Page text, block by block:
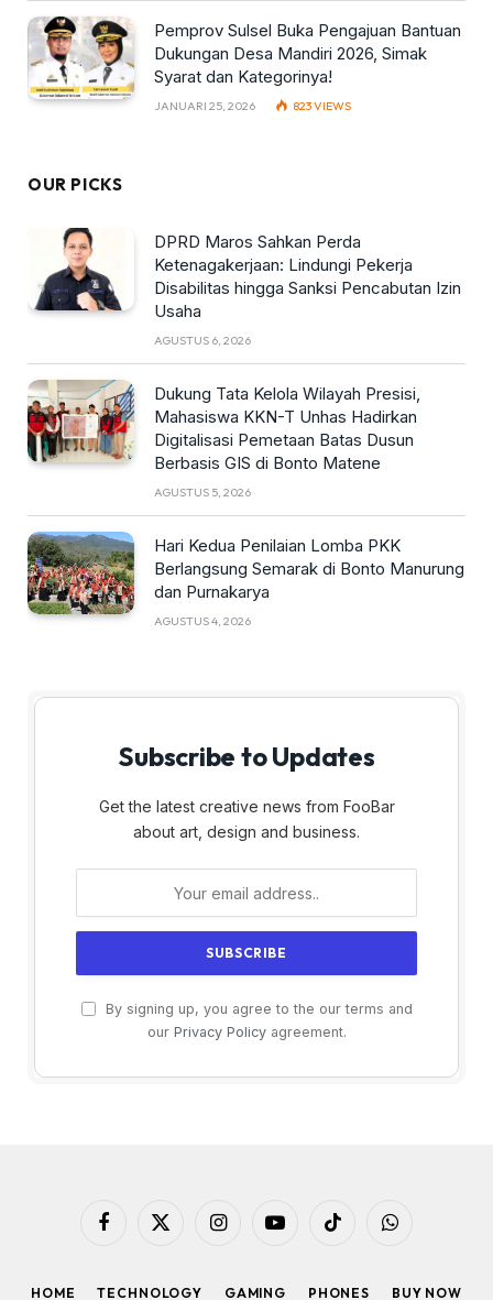
Pemprov Sulsel Buka Pengajuan Bantuan
Dukungan Desa Mandiri 2026, Simak
Syarat dan Kategorinya!
JANUARI 25, 2026 823VIEWS
OUR PICKS
DPRD Maros Sahkan Perda
Ketenagakerjaan: Lindungi Pekerja
Disabilitas hingga Sanksi Pencabutan Izin
Usaha
AGUSTUS 6, 2026
Dukung Tata Kelola Wilayah Presisi,
Mahasiswa KKN-T Unhas Hadirkan
Digitalisasi Pemetaan Batas Dusun
Berbasis GIS di Bonto Matene
AGUSTUS 5, 2026
Hari Kedua Penilaian Lomba PKK
Berlangsung Semarak di Bonto Manurung
dan Purnakarya
AGUSTUS 4, 2026
Subscribe to Updates
Get the latest creative news from FooBar
about art, design and business.
By signing up, you agree to the our terms and
our Privacy Policyagreement.
Facebook
X
InstagramYouTubeTikTok WhatsApp
HOME TECHNOLOGY GAMING PHONES BUY NOW